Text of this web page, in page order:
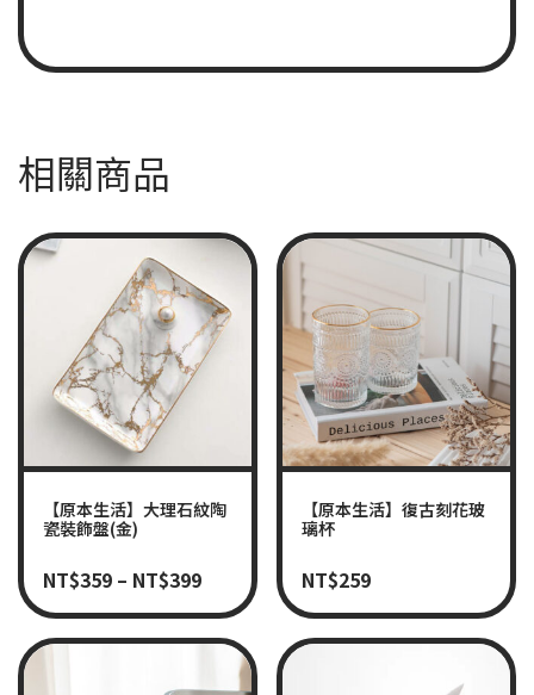
相關商品
【原本生活】大理石紋陶
瓷裝飾盤(金)
NT$359 – NT$399
【原本生活】復古刻花玻
璃杯
NT$259